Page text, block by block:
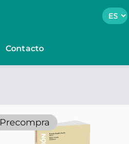
Contacto
Precompra